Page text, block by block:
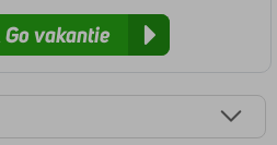
vakantie